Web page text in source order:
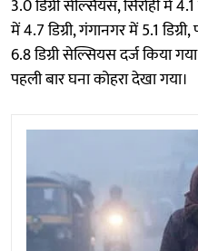
3.0 डिग्री सेल्सियस, सिरोही में
में 4.7 डिग्री, गंगानगर में 5.1
6.8 डिग्री सेल्सियस दर्ज किया
पहली बार घना कोहरा देखा गया।